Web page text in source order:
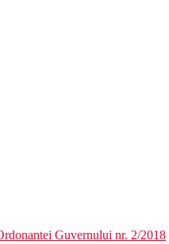
Guvernului nr. 2/2018